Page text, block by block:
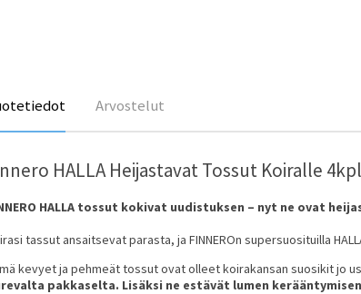
Arvostelut
HALLA Heijastavat Tossut Koiralle
HALLA tossut kokivat uudistuksen – nyt ne ovat
tassut ansaitsevat parasta, ja FINNEROn supersuosituilla
kevyet ja pehmeät tossut ovat olleet koirakansan suosikit jo
pakkaselta. Lisäksi ne estävät lumen